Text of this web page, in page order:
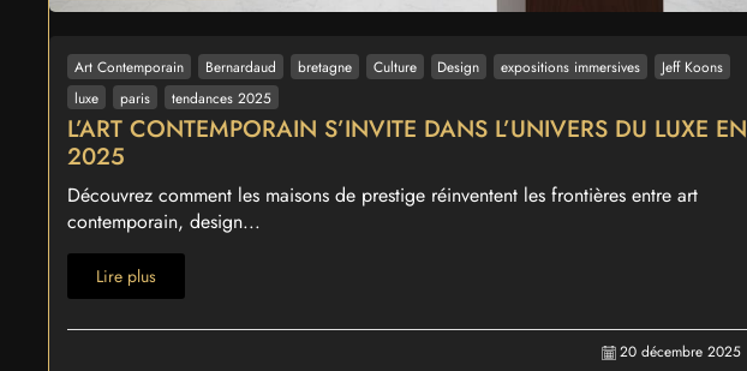
Art Contemporain Bernardaud bretagne Culture Design expositions immersives
Jeff Koons
luxe
paris tendances 2025
L’ART CONTEMPORAIN S’INVITE DANS L’UNIVERS DU LUXE EN
2025
Découvrez comment les maisons de prestige réinventent les frontières entre art
contemporain, design...
Lire plus
20 décembre 2025